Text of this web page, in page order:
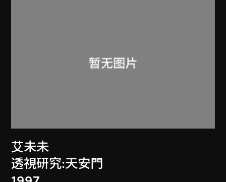
艾未未
透視研究:天安門